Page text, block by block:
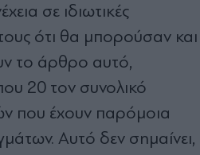
σε ιδιωτικές
ότι θα µπορούσαν και
το άρθρο αυτό,
20 τον συνολικό
που έχουν παρόµοια
Αυτό δεν σηµαίνει,